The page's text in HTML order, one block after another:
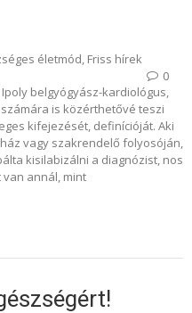
életmód, Friss hírek
0
belgyógyász-kardiológus,
is közérthetővé teszi
kifejezését, definícióját. Aki
vagy szakrendelő folyosóján,
kisilabizálni a diagnózist, nos
annál, mint